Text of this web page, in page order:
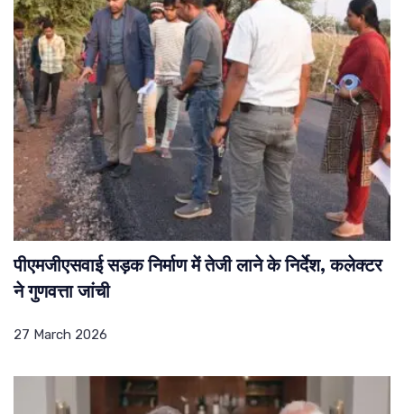
पीएमजीएसवाई सड़क निर्माण में तेजी लाने के निर्देश, कलेक्टर
ने गुणवत्ता जांची
27 March 2026